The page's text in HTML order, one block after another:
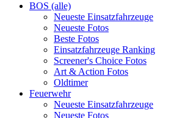
BOS (alle)
Neueste Einsatzfahrzeuge
Neueste Fotos
Beste Fotos
Einsatzfahrzeuge Ranking
Screener's Choice Fotos
Art & Action Fotos
Oldtimer
Feuerwehr
Neueste Einsatzfahrzeuge
Neueste Fotos